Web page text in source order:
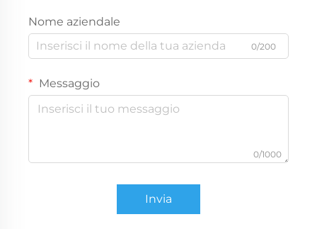
Nome aziendale
0/200
Messaggio
0/1000
Invia